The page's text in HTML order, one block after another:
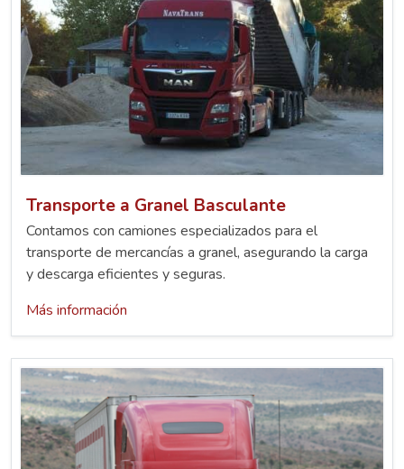
Transporte a Granel Basculante
Contamos con camiones especializados para el
transporte de mercancías a granel, asegurando la carga
y descarga eficientes y seguras.
Más información